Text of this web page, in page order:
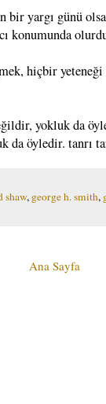
bir yargı günü
konumunda
hiçbir
yokluk da
da öyledir. tanrı
shaw, george h. smith,
Ana Sayfa